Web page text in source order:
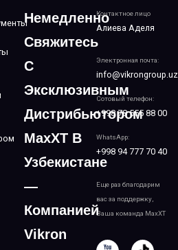
Контактное лицо
Алиева Аделя
Электронная почта:
info@vikrongroup.uz
Сотовый телефон:
+998 78 555 88 00
WhatsApp:
+998 94 777 70 40
Еще раз благодарим
вас за поддержку,
Ваша команда MaxXT
Немедленно
Свяжитесь
С
Эксклюзивным
Дистрибьютором
MaxXT В
Узбекистане
—
Компанией
Vikron